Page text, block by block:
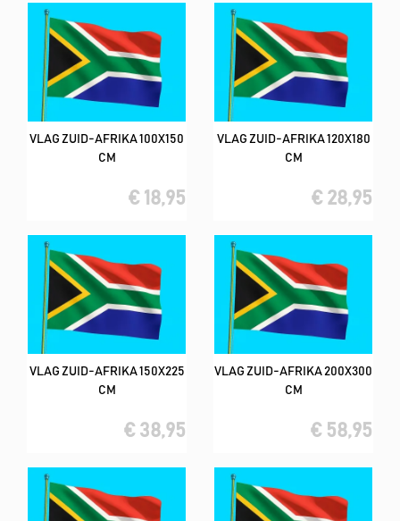
VLAG ZUID-AFRIKA 100X150
CM
€ 18,95
VLAG ZUID-AFRIKA 120X180
CM
€ 28,95
VLAG ZUID-AFRIKA 150X225
CM
€ 38,95
VLAG ZUID-AFRIKA 200X300
CM
€ 58,95